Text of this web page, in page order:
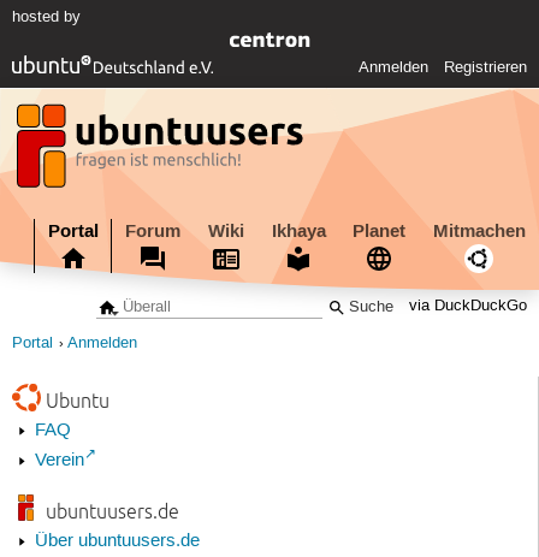
hosted by
Anmelden Registrieren
Portal Forum Wiki Ikhaya Planet Mitmachen
via DuckDuckGo
Portal Anmelden
Ubuntu
FAQ
Verein
ubuntuusers.de
Über ubuntuusers.de